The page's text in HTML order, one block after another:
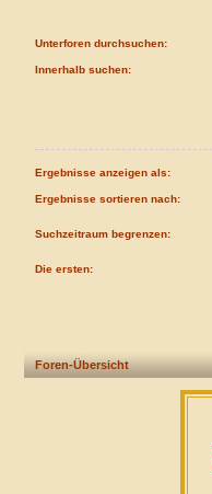
Unterforen durchsuchen:
Innerhalb suchen:
Ergebnisse anzeigen als:
Ergebnisse sortieren nach:
Suchzeitraum begrenzen:
Die ersten:
Foren-Übersicht